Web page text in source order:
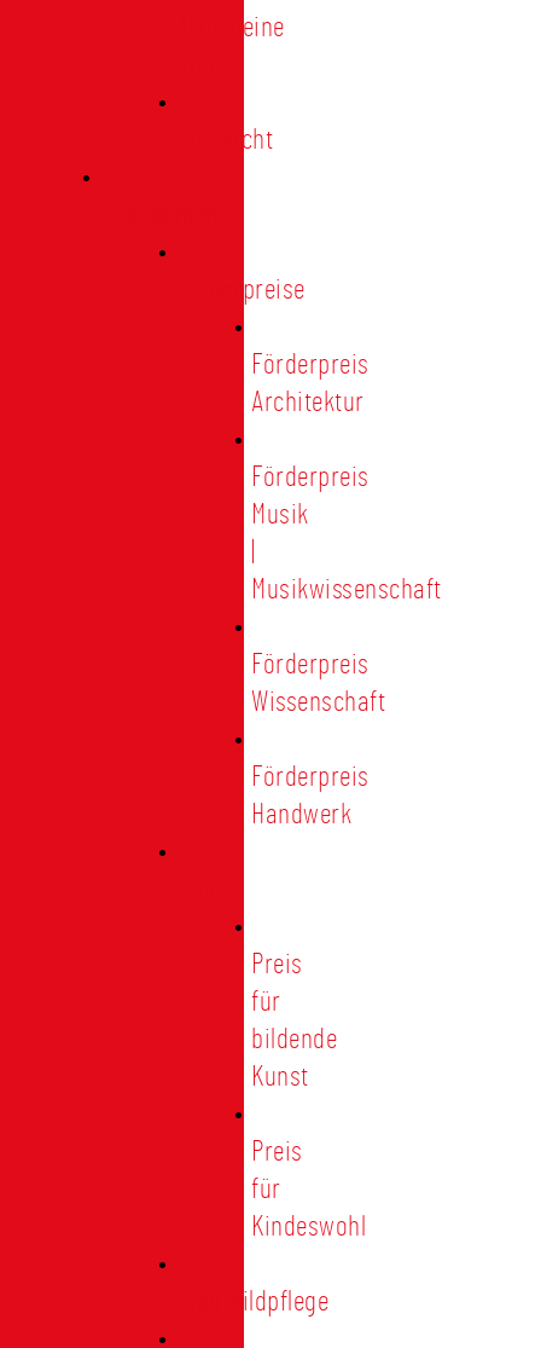
Allgemeine
Übersicht
Förderpreise
Förderpreis
Architektur
Förderpreis
Musik
Musikwissenschaft
Förderpreis
Wissenschaft
Förderpreis
Handwerk
Preis
für
bildende
Kunst
Preis
für
Kindeswohl
Stadtbildpflege